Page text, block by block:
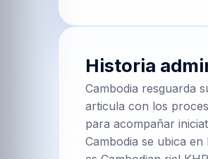
Historia
Cambodia resguarda
articula con los
para acompañar
Cambodia se ubica